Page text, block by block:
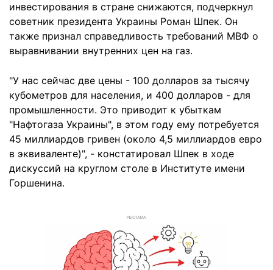
инвестирования в стране снижаются, подчеркнул
советник президента Украины Роман Шпек. Он
также признал справедливость требований МВФ о
выравнивании внутренних цен на газ.
"У нас сейчас две цены - 100 долларов за тысячу
кубометров для населения, и 400 долларов - для
промышленности. Это приводит к убыткам
"Нафтогаза Украины", в этом году ему потребуется
45 миллиардов гривен (около 4,5 миллиардов евро
в эквиваленте)", - констатировал Шпек в ходе
дискуссий на круглом столе в Институте имени
Горшенина.
РЕКЛАМА